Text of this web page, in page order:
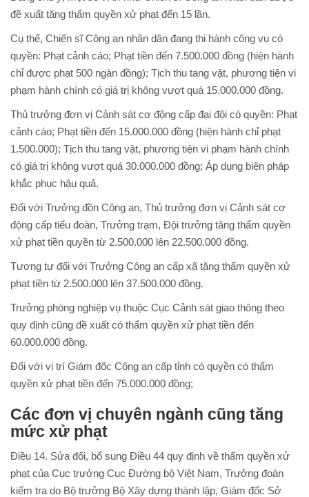
đề xuất tăng thẩm quyền xử phạt đến 15 lần.
Cụ thể, Chiến sĩ Công an nhân dân đang thi hành công vụ có
quyền: Phạt cảnh cáo; Phạt tiền đến 7.500.000 đồng (hiện hành
chỉ được phạt 500 ngàn đồng); Tịch thu tang vật, phương tiện vi
phạm hành chính có giá trị không vượt quá 15.000.000 đồng.
Thủ trưởng đơn vị Cảnh sát cơ động cấp đại đội có quyền: Phạt
cảnh cáo; Phạt tiền đến 15.000.000 đồng (hiện hành chỉ phạt
1.500.000); Tịch thu tang vật, phương tiện vi phạm hành chính
có giá trị không vượt quá 30.000.000 đồng; Áp dụng biện pháp
khắc phục hậu quả.
Đối với Trưởng đồn Công an, Thủ trưởng đơn vị Cảnh sát cơ
động cấp tiểu đoàn, Trưởng trạm, Đội trưởng tăng thẩm quyền
xử phạt tiền quyền từ 2.500.000 lên 22.500.000 đồng.
Tương tự đối với Trưởng Công an cấp xã tăng thẩm quyền xử
phạt tiền từ 2.500.000 lên 37.500.000 đồng.
Trưởng phòng nghiệp vụ thuộc Cục Cảnh sát giao thông theo
quy định cũng đề xuất có thẩm quyền xử phạt tiền đến
60.000.000 đồng.
Đối với vị trí Giám đốc Công an cấp tỉnh có quyền có thẩm
quyền xử phạt tiền đến 75.000.000 đồng;
Các đơn vị chuyên ngành cũng tăng
mức xử phạt
Điều 14. Sửa đổi, bổ sung Điều 44 quy định về thẩm quyền xử
phạt của Cục trưởng Cục Đường bộ Việt Nam, Trưởng đoàn
kiểm tra do Bộ trưởng Bộ Xây dựng thành lập, Giám đốc Sở